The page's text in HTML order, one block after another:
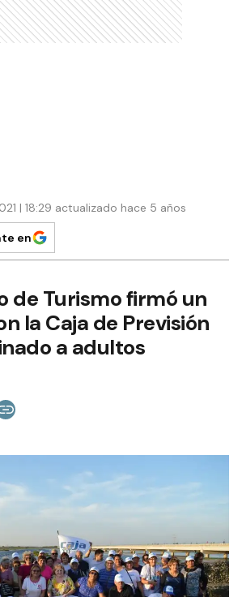
| 18:29 actualizado hace 5 años
en
de Turismo firmó un
la Caja de Previsión
a adultos